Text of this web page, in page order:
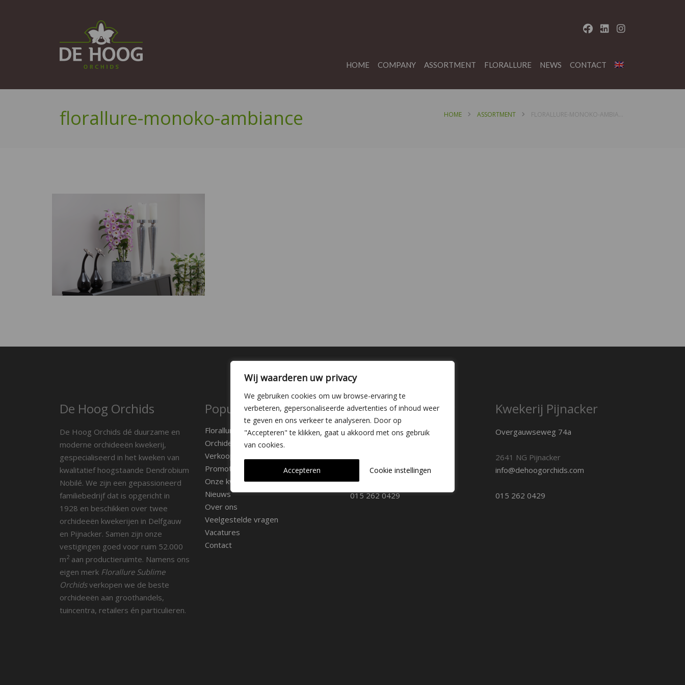
Wij waarderen uw privacy
We gebruiken cookies om uw browse-ervaring te
verbeteren, gepersonaliseerde advertenties of inhoud weer
te geven en ons verkeer te analyseren. Door op
"Accepteren" te klikken, gaat u akkoord met ons gebruik
van cookies.
Cookie instellingen
Accepteren
HOME COMPANY ASSORTMENT FLORALLURE NEWS CONTACT
florallure-monoko-ambiance HOME ASSORTMENT
De Hoog Orchids
De Hoog Orchids dé duurzame en
moderne orchideeën kwekerij,
gespecialiseerd in het kweken van
kwalitatief hoogstaande Dendrobium
Nobilé. We zijn een gepassioneerd
familiebedrijf dat is opgericht in
1928 en beschikken over twee
orchideeën kwekerijen in Delfgauw
en Pijnacker. Samen zijn onze
vestigingen goed voor ruim 52.000
m2 aan productieruimte. Namens ons
eigen merk Florallure Sublime
Orchidsverkopen we de beste
orchideeën aan groothandels,
tuincentra, retailers én particulieren.
Populaire pagina's
Florallure
Orchidee soorten
Verkooppunten
Promotiemateriaal
Onze kwekerij
Nieuws
Over ons
Veelgestelde vragen
Vacatures
Contact
Kwekerij Delfgauw
Vrederustlaan 10
2645 AW Delfgauw
info@dehoogorchids.com
015 262 0429
Kwekerij Pijnacker
Overgauwseweg 74a
2641 NG Pijnacker
info@dehoogorchids.com
015 262 0429